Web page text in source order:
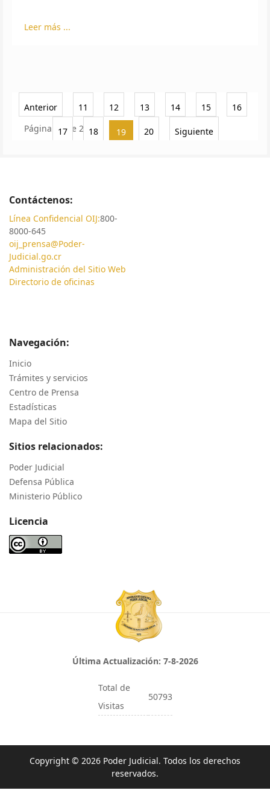
Leer más ...
Anterior 11 12 13 14 15 16
17 18 19 20 Siguiente
Página 19 de 20
Contáctenos:
Línea Confidencial OIJ:800-
8000-645
oij_prensa@Poder-
Judicial.go.cr
Administración del Sitio Web
Directorio de oficinas
Navegación:
Inicio
Trámites y servicios
Centro de Prensa
Estadísticas
Mapa del Sitio
Sitios relacionados:
Poder Judicial
Defensa Pública
Ministerio Público
Licencia
Última Actualización: 7-8-2026
Total de
Visitas
50793
Copyright © 2026 Poder Judicial. Todos los derechos
reservados.